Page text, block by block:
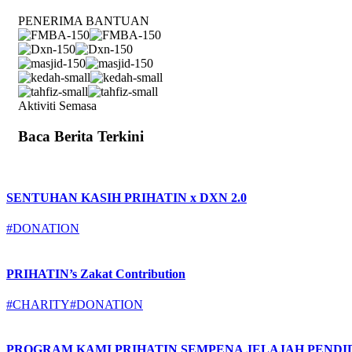
PENERIMA BANTUAN
Aktiviti Semasa
Baca Berita Terkini
SENTUHAN KASIH PRIHATIN x DXN 2.0
#DONATION
PRIHATIN’s Zakat Contribution
#CHARITY#DONATION